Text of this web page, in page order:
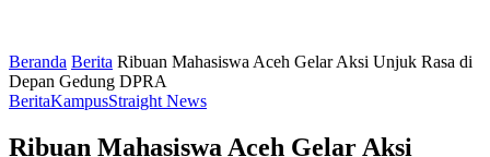
Beranda Berita Ribuan Mahasiswa Aceh Gelar Aksi Unjuk Rasa di
Depan Gedung DPRA
BeritaKampusStraight News
Ribuan Mahasiswa Aceh Gelar Aksi